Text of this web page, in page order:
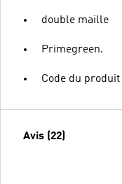
double maille
Primegreen.
Code du produit
Avis (22)